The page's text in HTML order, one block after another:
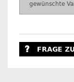
gewünschte
FRAGE